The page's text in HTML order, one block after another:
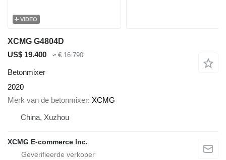
VIDEO
XCMG G4804D
US$ 19.400
≈ € 16.790
Betonmixer
2020
Merk van de betonmixer XCMG
China, Xuzhou
XCMG E-commerce Inc.